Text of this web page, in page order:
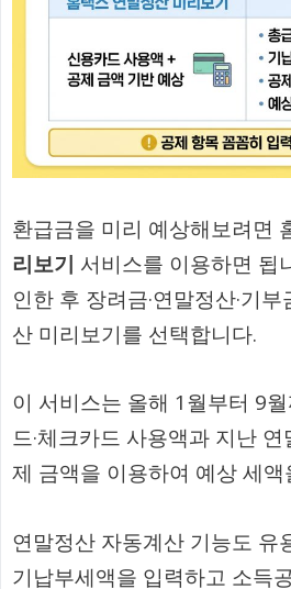
환급금을 미리 예상해보려면
리보기 서비스를 이용하면 됩
인한 후 장려금·연말정산·기
산 미리보기를 선택합니다.
이 서비스는 올해 1월부터 9
드·체크카드 사용액과 지난
제 금액을 이용하여 예상 세
연말정산 자동계산 기능도 유
기납부세액을 입력하고 소득